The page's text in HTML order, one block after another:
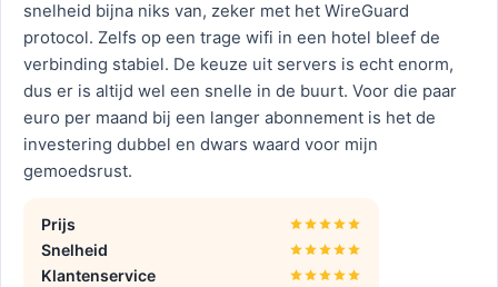
snelheid bijna niks van, zeker met het WireGuard
protocol. Zelfs op een trage wifi in een hotel bleef de
verbinding stabiel. De keuze uit servers is echt enorm,
dus er is altijd wel een snelle in de buurt. Voor die paar
euro per maand bij een langer abonnement is het de
investering dubbel en dwars waard voor mijn
gemoedsrust.
Prijs
Snelheid
Klantenservice